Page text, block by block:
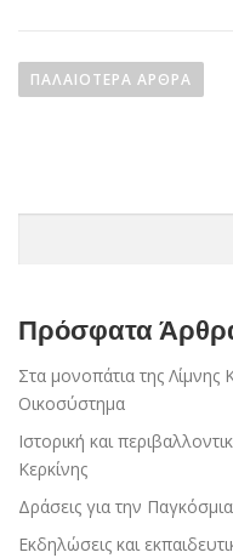
ρ
θ
ρ
ν
ΠΑΛΑΙΌΤΕΡΑ ΆΡΘΡΑ
Πρόσφατα
Στα μονοπάτια της Λίμνης
Οικοσύστημα
Ιστορική και
Κερκίνης
Δράσεις για την
Εκδηλώσεις και